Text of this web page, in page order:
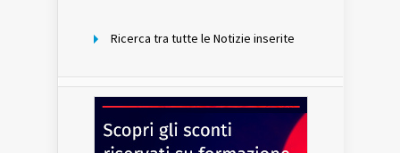
Ricerca tra tutte le Notizie inserite